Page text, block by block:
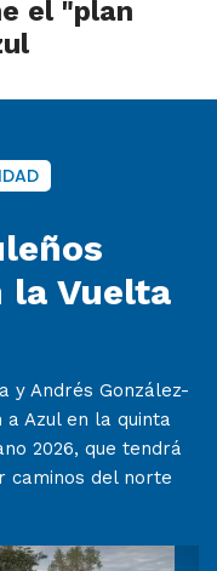
el "plan
la Vuelta
y Andrés González-
Azul en la quinta
2026, que tendrá
caminos del norte